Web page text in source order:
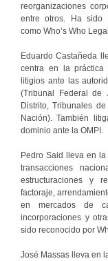
reorganizaciones
entre otros. Ha sido
como Who’s Who
Eduardo Castañeda
centra en la práctica
litigios ante las
(Tribunal Federal de
Distrito, Tribunales
Nación). También
dominio ante la OMPI.
Pedro Said lleva en
transacciones
estructuraciones y
factoraje,
en mercados de
incorporaciones y
sido reconocido por
José Massas lleva en